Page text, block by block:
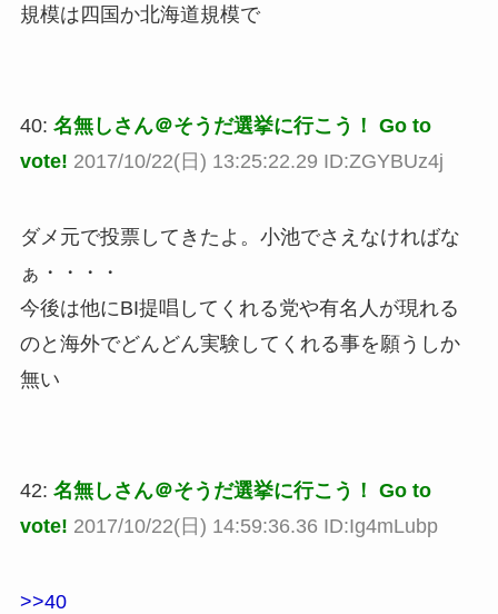
規模は四国か北海道規模で
40: 名無しさん＠そうだ選挙に行こう！ Go to
vote! 2017/10/22(日) 13:25:22.29 ID:ZGYBUz4j
ダメ元で投票してきたよ。小池でさえなければな
ぁ・・・・
今後は他にBI提唱してくれる党や有名人が現れる
のと海外でどんどん実験してくれる事を願うしか
無い
42: 名無しさん＠そうだ選挙に行こう！ Go to
vote! 2017/10/22(日) 14:59:36.36 ID:Ig4mLubp
>>40